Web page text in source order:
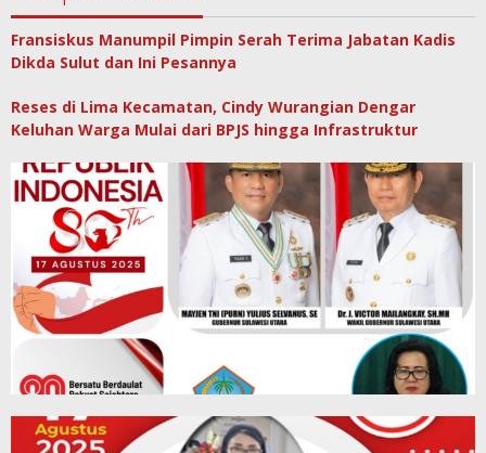
Fransiskus Manumpil Pimpin Serah Terima Jabatan Kadis
Dikda Sulut dan Ini Pesannya
Reses di Lima Kecamatan, Cindy Wurangian Dengar
Keluhan Warga Mulai dari BPJS hingga Infrastruktur